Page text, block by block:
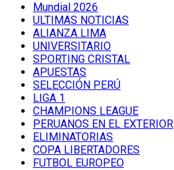
Mundial 2026
ULTIMAS NOTICIAS
ALIANZA LIMA
UNIVERSITARIO
SPORTING CRISTAL
APUESTAS
SELECCIÓN PERÚ
LIGA 1
CHAMPIONS LEAGUE
PERUANOS EN EL EXTERIOR
ELIMINATORIAS
COPA LIBERTADORES
FUTBOL EUROPEO